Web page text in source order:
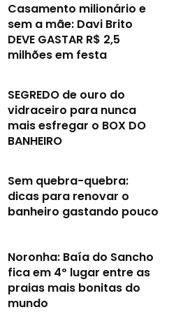
Casamento milionário e
sem a mãe: Davi Brito
DEVE GASTAR R$ 2,5
milhões em festa
SEGREDO de ouro do
vidraceiro para nunca
mais esfregar o BOX DO
BANHEIRO
Sem quebra-quebra:
dicas para renovar o
banheiro gastando pouco
Noronha: Baía do Sancho
fica em 4º lugar entre as
praias mais bonitas do
mundo